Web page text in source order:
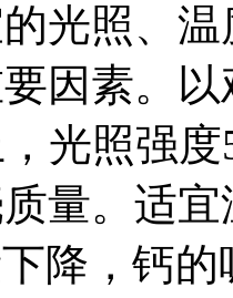
光照、
因素。
光照强
量。适
降，钙的